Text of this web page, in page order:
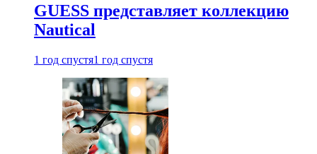
GUESS представляет коллекцию
Nautical
1 год спустя1 год спустя